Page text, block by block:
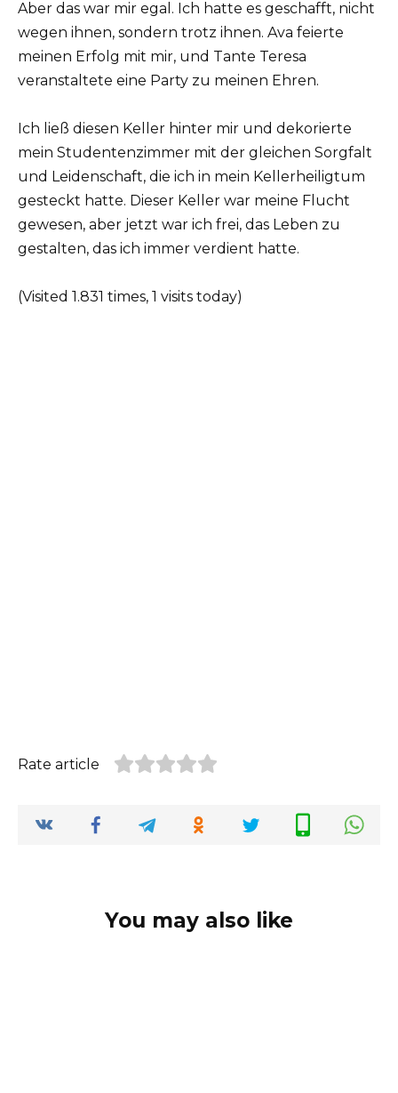
Aber das war mir egal. Ich hatte es geschafft, nicht
wegen ihnen, sondern trotz ihnen. Ava feierte
meinen Erfolg mit mir, und Tante Teresa
veranstaltete eine Party zu meinen Ehren.
Ich ließ diesen Keller hinter mir und dekorierte
mein Studentenzimmer mit der gleichen Sorgfalt
und Leidenschaft, die ich in mein Kellerheiligtum
gesteckt hatte. Dieser Keller war meine Flucht
gewesen, aber jetzt war ich frei, das Leben zu
gestalten, das ich immer verdient hatte.
(Visited 1.831 times, 1 visits today)
Rate article
You may also like